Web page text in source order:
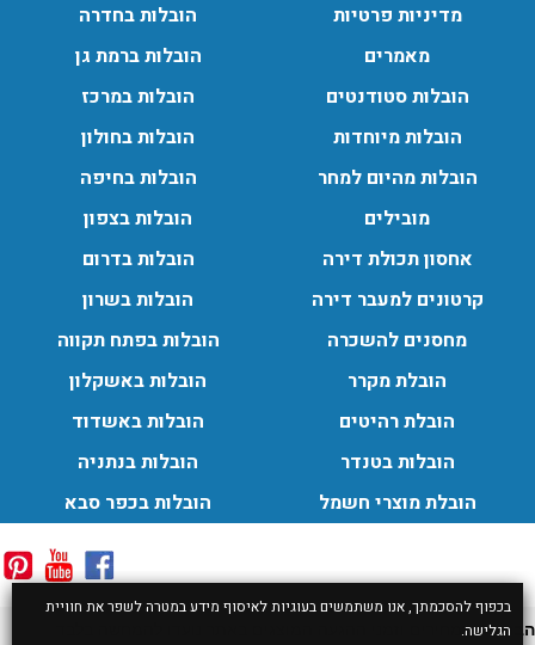
בכפוף להסכמתך, אנו משתמשים בעוגיות לאיסוף מידע במטרה לשפר את חוויית
הגלישה.
מדיניות פרטיות
מאמרים
הובלות סטודנטים
הובלות מיוחדות
הובלות מהיום למחר
מובילים
אחסון תכולת דירה
קרטונים למעבר דירה
מחסנים להשכרה
הובלת מקרר
הובלת רהיטים
הובלות בטנדר
הובלת מוצרי חשמל
הובלות בחדרה
הובלות ברמת גן
הובלות במרכז
הובלות בחולון
הובלות בחיפה
הובלות בצפון
הובלות בדרום
הובלות בשרון
הובלות בפתח תקווה
הובלות באשקלון
הובלות באשדוד
הובלות בנתניה
הובלות בכפר סבא
הבהרה:המחירים וזמני ההגעה המוצגים באתר נועדו להמחשה בלבד